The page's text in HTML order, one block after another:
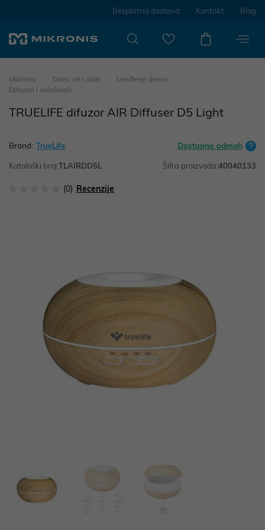
Besplatna dostava Kontakt Blog
Mikronis Dom, vrt i alati
Uređenje doma
Difuzori i ovlaživači
TRUELIFE difuzor AIR Diffuser D5 Light
Brand: TrueLife Dostupno odmah
Kataloški broj:TLAIRDD5L Šifra proizvoda:40040133
(0) Recenzije